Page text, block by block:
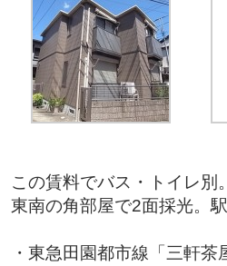
この賃料でバス・トイレ別
東南の角部屋で2面採光。
・東急田園都市線「三軒